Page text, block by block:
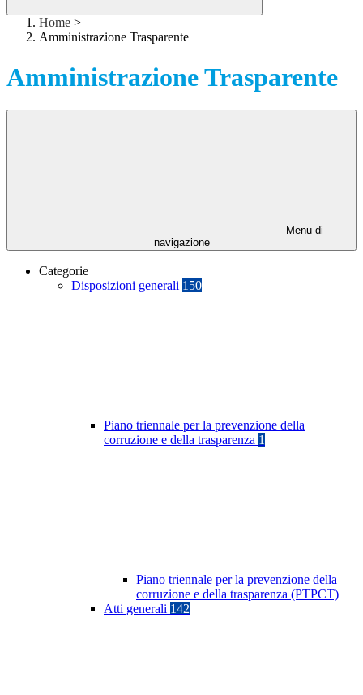
Home >
Amministrazione Trasparente
Amministrazione Trasparente
Menu di
navigazione
Categorie
Disposizioni generali 150
Piano triennale per la prevenzione della
corruzione e della trasparenza 1
Piano triennale per la prevenzione della
corruzione e della trasparenza (PTPCT)
Atti generali 142